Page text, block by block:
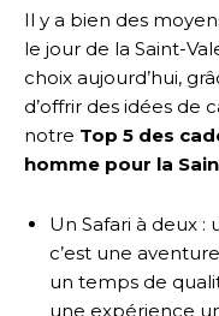
Il y a bien des
le jour de la Saint-
choix aujourd’hui,
d’offrir des idées de
notre Top 5 des
homme pour la
Un Safari à deux :
c’est une
un temps de
une expérience